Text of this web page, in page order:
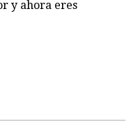
y ahora eres